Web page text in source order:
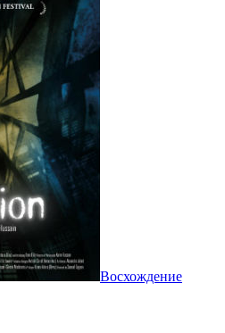
Восхождение